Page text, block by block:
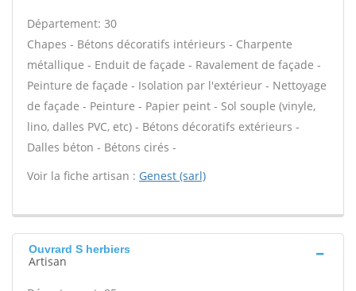
Département: 30
Chapes - Bétons décoratifs intérieurs - Charpente
métallique - Enduit de façade - Ravalement de façade -
Peinture de façade - Isolation par l'extérieur - Nettoyage
de façade - Peinture - Papier peint - Sol souple (vinyle,
lino, dalles PVC, etc) - Bétons décoratifs extérieurs -
Dalles béton - Bétons cirés -
Voir la fiche artisan : Genest (sarl)
Ouvrard S herbiers
Artisan